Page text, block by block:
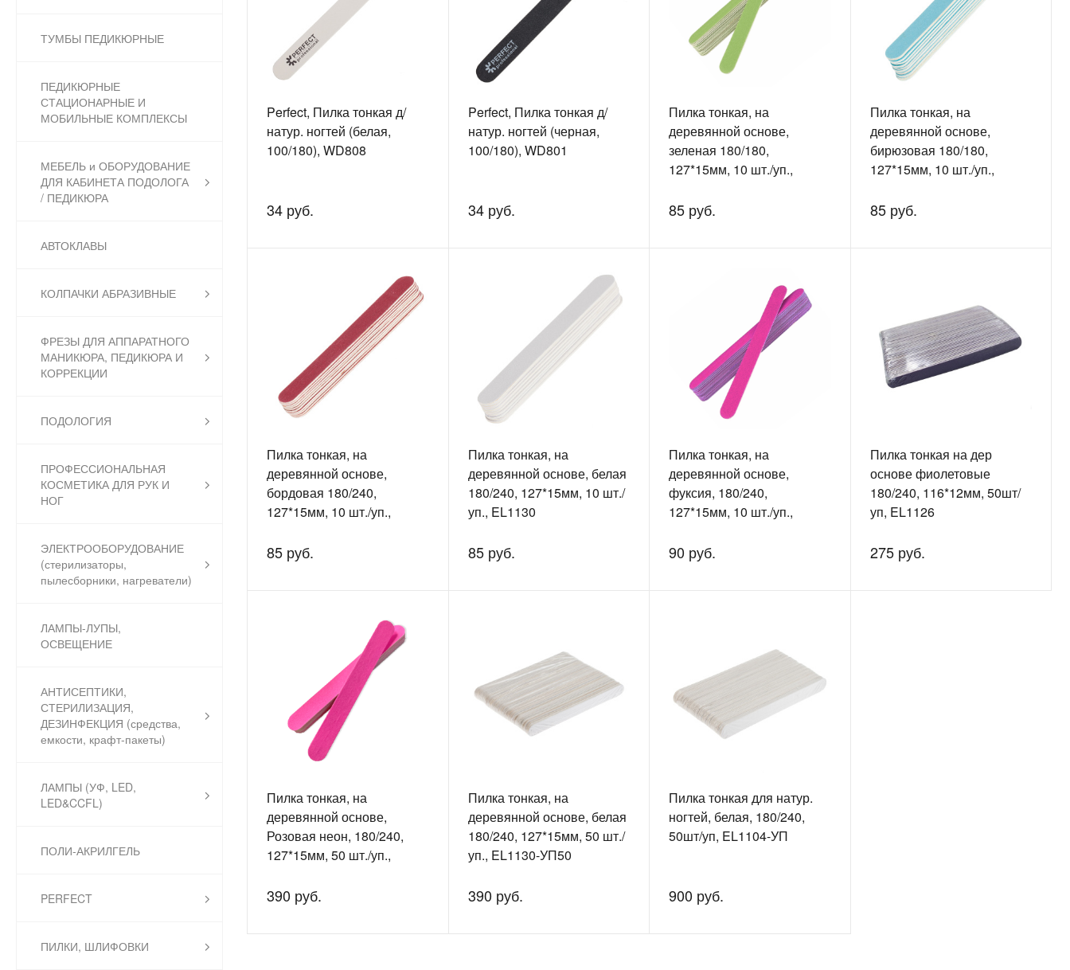
ТУМБЫ ПЕДИКЮРНЫЕ
ПЕДИКЮРНЫЕ
СТАЦИОНАРНЫЕ И
МОБИЛЬНЫЕ КОМПЛЕКСЫ
МЕБЕЛЬ и ОБОРУДОВАНИЕ
ДЛЯ КАБИНЕТА ПОДОЛОГА
/ ПЕДИКЮРА
АВТОКЛАВЫ
КОЛПАЧКИ АБРАЗИВНЫЕ
ФРЕЗЫ ДЛЯ АППАРАТНОГО
МАНИКЮРА, ПЕДИКЮРА И
КОРРЕКЦИИ
ПОДОЛОГИЯ
ПРОФЕССИОНАЛЬНАЯ
КОСМЕТИКА ДЛЯ РУК И
НОГ
ЭЛЕКТРООБОРУДОВАНИЕ
(стерилизаторы,
пылесборники, нагреватели)
ЛАМПЫ-ЛУПЫ,
ОСВЕЩЕНИЕ
АНТИСЕПТИКИ,
СТЕРИЛИЗАЦИЯ,
ДЕЗИНФЕКЦИЯ (средства,
емкости, крафт-пакеты)
ЛАМПЫ (УФ, LED,
LED&CCFL)
ПОЛИ-АКРИЛГЕЛЬ
PERFECT
ПИЛКИ, ШЛИФОВКИ
Perfect, Пилка тонкая д/
натур. ногтей (белая,
100/180), WD808
34 руб.
Perfect, Пилка тонкая д/
натур. ногтей (черная,
100/180), WD801
34 руб.
Пилка тонкая, на
деревянной основе,
зеленая 180/180,
127*15мм, 10 шт./уп.,
85 руб.
Пилка тонкая, на
деревянной основе,
бирюзовая 180/180,
127*15мм, 10 шт./уп.,
85 руб.
Пилка тонкая, на
деревянной основе,
бордовая 180/240,
127*15мм, 10 шт./уп.,
85 руб.
Пилка тонкая, на
деревянной основе, белая
180/240, 127*15мм, 10 шт./
уп., EL1130
85 руб.
Пилка тонкая, на
деревянной основе,
фуксия, 180/240,
127*15мм, 10 шт./уп.,
90 руб.
Пилка тонкая на дер
основе фиолетовые
180/240, 116*12мм, 50шт/
уп, EL1126
275 руб.
Пилка тонкая, на
деревянной основе,
Розовая неон, 180/240,
127*15мм, 50 шт./уп.,
390 руб.
Пилка тонкая, на
деревянной основе, белая
180/240, 127*15мм, 50 шт./
уп., EL1130-УП50
390 руб.
Пилка тонкая для натур.
ногтей, белая, 180/240,
50шт/уп, EL1104-УП
900 руб.